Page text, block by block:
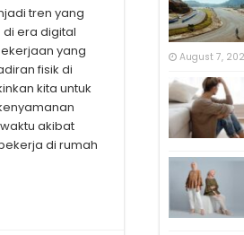
tren yang
era digital
yang
fisik di
kita untuk
akibat
di rumah
August 7,